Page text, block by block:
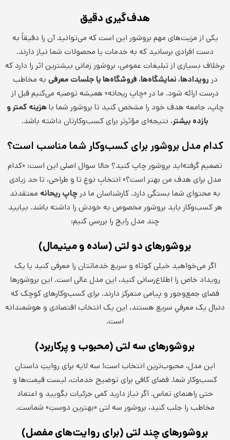
هدف‌گیری دقیق
یکی از مزیت‌های مهم بروشور این است که می‌توانید آن را دقیقاً به
دست افرادی برسانید که به خدمات یا محصولات شما نیاز دارند.
برخلاف بسیاری از تبلیغات عمومی، بروشور زمانی بیشترین اثر را دارد که
در رویدادها، نمایشگاه‌ها، فروشگاه‌ها یا جلسات معرفی به مخاطب
درست ارائه شود. ما در «چاپ ریحانه» همیشه توصیه می‌کنیم قبل از
چاپ، جامعه هدف خود را مشخص کنید تا بروشور شما باهزینه کمتر و
بازده بیشتر، نتیجه‌ای مؤثرتر برای کسب‌وکارتان داشته باشد.
کدام مدل بروشور برای کسب‌وکار شما مناسب است؟
تصمیم گرفته‌اید بروشور چاپ کنید؟ حالا سوال اصلی این است: «کدام
مدل برای هدف من بهتر است؟» انتخابِ نوعِ تا و طراحی، تا حد زیادی
به محتوای شما بستگی دارد. کارشناسان ما در چاپ ریحانه معتقدند
هر کسب‌وکار باید بروشور مخصوص به خودش را داشته باشد. بیایید
چند مدل رایج را بررسی کنیم:
بروشورهای دو لتی (ساده و مینیمال)
اگر می‌خواهید خیلی کوتاه و سریع خدماتتان را معرفی کنید یا یک
رویداد خاص را اطلاع‌رسانی کنید، این مدل عالی است. این بروشورها
فضای جمع‌وجور و پیامی متمرکز دارند. برای کسب‌وکارهای کوچک که
دنبال یک معرفیِ سریع هستند، این یک انتخاب اقتصادی و هوشمندانه
است.
بروشورهای سه لتی (محبوب و پرکاربرد)
این مدل، محبوب‌ترین انتخاب است! سه لایه برای روایتِ داستانِ
کسب‌وکار شما. فضای کافی برای توضیح خدمات، لیست قیمت‌ها و
حتی راهنمای تماس. اگر نیاز دارید کمی جزئیات بگویید و اعتماد
مخاطب را جلب کنید، بروشور سه لتی «بهترین دوستِ» شماست.
بروشورهای چند لتی (برای روایت‌های مفصل)